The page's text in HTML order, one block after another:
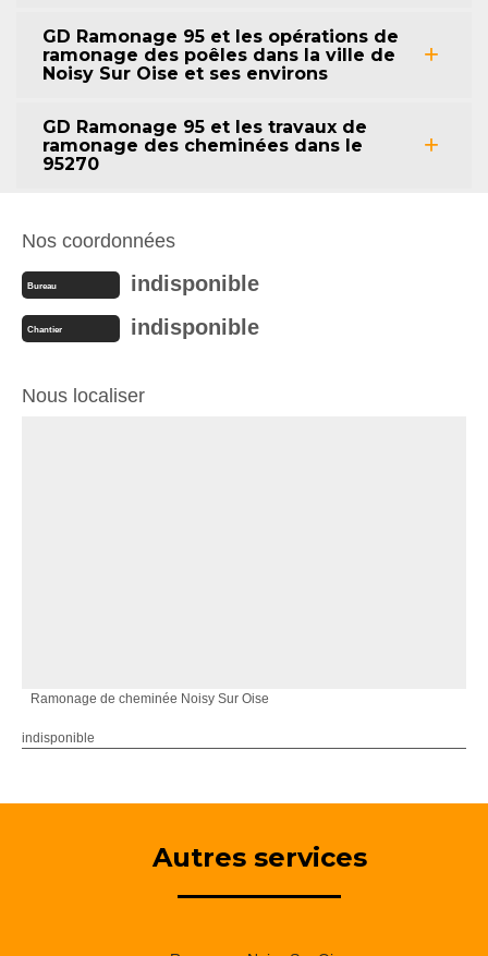
GD Ramonage 95 et les opérations de
ramonage des poêles dans la ville de
Noisy Sur Oise et ses environs
GD Ramonage 95 et les travaux de
ramonage des cheminées dans le
95270
Nos coordonnées
Bureau indisponible
Chantier indisponible
Nous localiser
Ramonage de cheminée Noisy Sur Oise
indisponible
Autres services